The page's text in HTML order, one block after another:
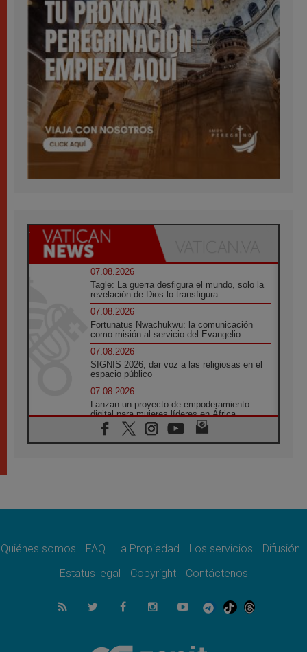
07.08.2026
Tagle: La guerra desfigura el mundo, solo la
revelación de Dios lo transfigura
07.08.2026
Fortunatus Nwachukwu: la comunicación
como misión al servicio del Evangelio
07.08.2026
SIGNIS 2026, dar voz a las religiosas en el
espacio público
07.08.2026
Lanzan un proyecto de empoderamiento
digital para mujeres líderes en África
07.08.2026
Programa oficial del Viaje Apostólico del
06.08.2026
06.08.2026
de la Paz en la Escuela de San Francisco
La visita del Papa León XIV a Asís en un
minuto
El agradecimiento de los jóvenes al Papa:
Quiénes somos FAQ La Propiedad Los servicios
Difusión
Estatus legal
Copyright Contáctenos